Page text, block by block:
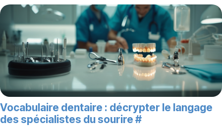
Vocabulaire dentaire : décrypter le langage
des spécialistes du sourire #